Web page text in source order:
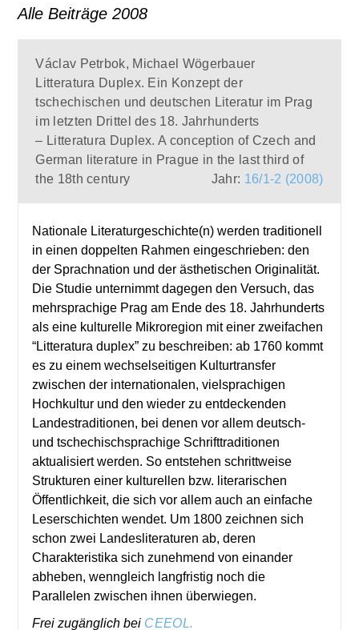
Alle Beiträge 2008
Václav Petrbok, Michael Wögerbauer
Litteratura Duplex. Ein Konzept der
tschechischen und deutschen Literatur im Prag
im letzten Drittel des 18. Jahrhunderts
– Litteratura Duplex. A conception of Czech and
German literature in Prague in the last third of
the 18th century
Jahr: 16/1-2 (2008)
Nationale Literaturgeschichte(n) werden traditionell
in einen doppelten Rahmen eingeschrieben: den
der Sprachnation und der ästhetischen Originalität.
Die Studie unternimmt dagegen den Versuch, das
mehrsprachige Prag am Ende des 18. Jahrhunderts
als eine kulturelle Mikroregion mit einer zweifachen
“Litteratura duplex” zu beschreiben: ab 1760 kommt
es zu einem wechselseitigen Kulturtransfer
zwischen der internationalen, vielsprachigen
Hochkultur und den wieder zu entdeckenden
Landestraditionen, bei denen vor allem deutsch-
und tschechischsprachige Schrifttraditionen
aktualisiert werden. So entstehen schrittweise
Strukturen einer kulturellen bzw. literarischen
Öffentlichkeit, die sich vor allem auch an einfache
Leserschichten wendet. Um 1800 zeichnen sich
schon zwei Landesliteraturen ab, deren
Charakteristika sich zunehmend von einander
abheben, wenngleich langfristig noch die
Parallelen zwischen ihnen überwiegen.
Frei zugänglich bei CEEOL.